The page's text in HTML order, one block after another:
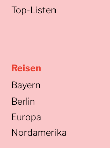
Top-Listen
Reisen
Bayern
Berlin
Europa
Nordamerika